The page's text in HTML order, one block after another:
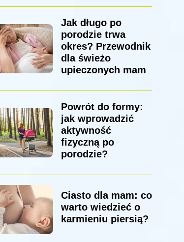
Jak długo po
porodzie trwa
okres? Przewodnik
dla świeżo
upieczonych mam
Powrót do formy:
jak wprowadzić
aktywność
fizyczną po
porodzie?
Ciasto dla mam: co
warto wiedzieć o
karmieniu piersią?